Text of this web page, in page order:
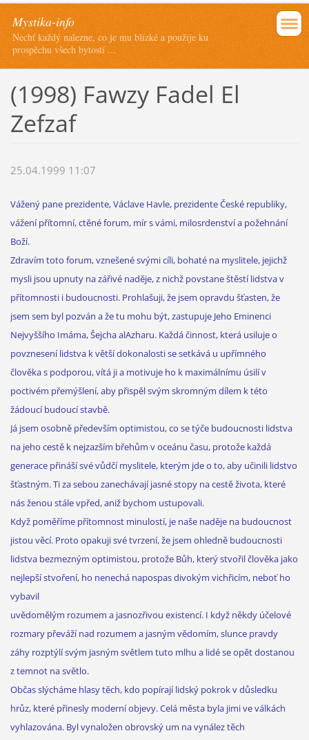
Mystika-info
Nechť každý nalezne, co je mu blízké a použije ku
prospěchu všech bytostí ...
(1998) Fawzy Fadel El
Zefzaf
25.04.1999 11:07
Vážený pane prezidente, Václave Havle, prezidente České republiky,
vážení přítomní, ctěné forum, mír s vámi, milosrdenství a požehnání
Boží.
Zdravím toto forum, vznešené svými cíli, bohaté na myslitele, jejichž
mysli jsou upnuty na zářivé naděje, z nichž povstane štěstí lidstva v
přítomnosti i budoucnosti. Prohlašuji, že jsem opravdu šťasten, že
jsem sem byl pozván a že tu mohu být, zastupuje Jeho Eminenci
Nejvyššího Imáma, Šejcha alAzharu. Každá činnost, která usiluje o
povznesení lidstva k větší dokonalosti se setkává u upřímného
člověka s podporou, vítá ji a motivuje ho k maximálnímu úsilí v
poctivém přemýšlení, aby přispěl svým skromným dílem k této
žádoucí budoucí stavbě.
Já jsem osobně především optimistou, co se týče budoucnosti lidstva
na jeho cestě k nejzazším břehům v oceánu času, protože každá
generace přináší své vůdčí myslitele, kterým jde o to, aby učinili lidstvo
šťastným. Ti za sebou zanechávají jasné stopy na cestě života, které
nás ženou stále vpřed, aniž bychom ustupovali.
Když poměříme přítomnost minulostí, je naše naděje na budoucnost
jistou věcí. Proto opakuji své tvrzení, že jsem ohledně budoucnosti
lidstva bezmezným optimistou, protože Bůh, který stvořil člověka jako
nejlepší stvoření, ho nenechá napospas divokým vichřicím, neboť ho
vybavil
uvědomělým rozumem a jasnozřivou existencí. I když někdy účelové
rozmary převáží nad rozumem a jasným vědomím, slunce pravdy
záhy rozptýlí svým jasným světlem tuto mlhu a lidé se opět dostanou
z temnot na světlo.
Občas slýcháme hlasy těch, kdo popírají lidský pokrok v důsledku
hrůz, které přinesly moderní objevy. Celá města byla jimi ve válkách
vyhlazována. Byl vynaložen obrovský um na vynález těch